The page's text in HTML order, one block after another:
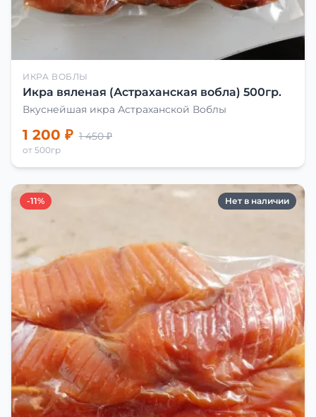
ИКРА ВОБЛЫ
Икра вяленая (Астраханская вобла) 500гр.
Вкуснейшая икра Астраханской Воблы
1 200 ₽ 1 450 ₽
от 500гр
-11% Нет в наличии